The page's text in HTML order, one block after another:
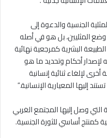
الجنسية والدعوة إلى
المثليين، بل هو في أصله
البشرية كمرجعية نهائية
لإصدار أحكام وتحديد ما هو
لإلغاء ثنائية إنسانية
إليها المعيارية الإنسانية.”
وصل إليها المجتمع الغربي
كمنتج أساسي للثورة الجنسية.